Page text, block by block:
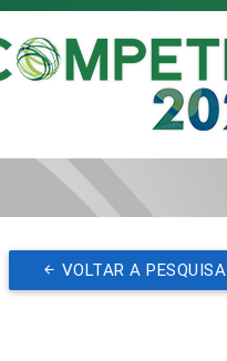
VOLTAR A PESQUISA